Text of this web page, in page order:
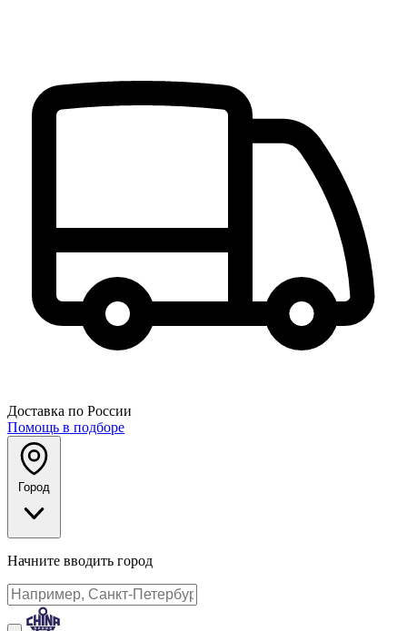
Доставка по России
Помощь в подборе
Город
Начните вводить город